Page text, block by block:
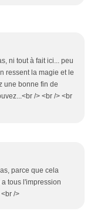
ni tout à fait ici... peu
ressent la magie et le
une bonne fin de
/> <br /> <br
parce que cela
tous l'impression
/>